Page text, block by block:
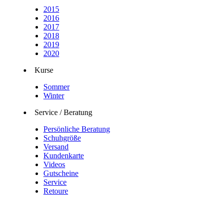
2015
2016
2017
2018
2019
2020
Kurse
Sommer
Winter
Service / Beratung
Persönliche Beratung
Schuhgröße
Versand
Kundenkarte
Videos
Gutscheine
Service
Retoure